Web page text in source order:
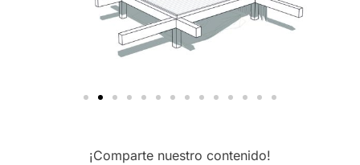
¡Comparte nuestro contenido!